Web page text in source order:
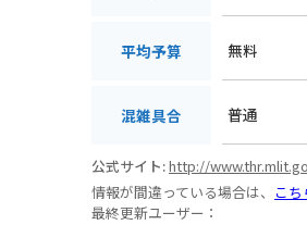
平均予算 無料
混雑具合 普通
公式サイト:http://
情報が間違っている場合は、 こち
最終更新ユーザー：